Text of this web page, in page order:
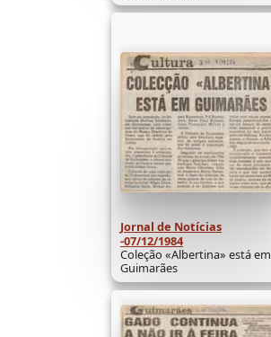
Jornal de Notícias
-07/12/1984
Coleção «Albertina» está em
Guimarães